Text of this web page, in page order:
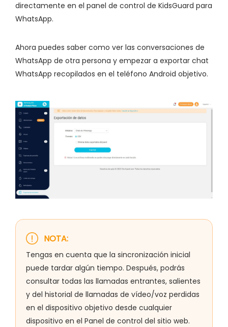
directamente en el panel de control de KidsGuard para
WhatsApp.
Ahora puedes saber como ver las conversaciones de
WhatsApp de otra persona y empezar a exportar chat
WhatsApp recopilados en el teléfono Android objetivo.
NOTA:
Tengas en cuenta que la sincronización inicial
puede tardar algún tiempo. Después, podrás
consultar todas las llamadas entrantes, salientes
y del historial de llamadas de vídeo/voz perdidas
en el dispositivo objetivo desde cualquier
dispositivo en el Panel de control del sitio web.